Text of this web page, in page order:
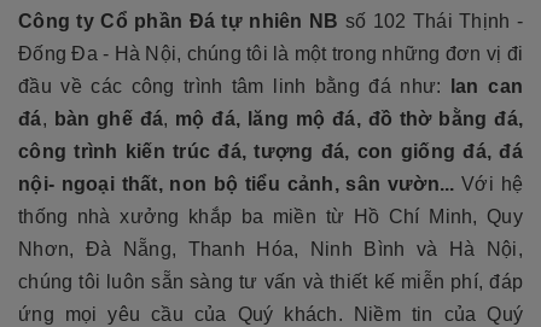
Công ty Cổ phần Đá tự nhiên NB số 102 Thái Thịnh -
Đống Đa - Hà Nội, chúng tôi là một trong những đơn vị đi
đầu về các công trình tâm linh bằng đá như:
lan can
đá, bàn ghế đá, mộ đá, lăng mộ đá, đồ thờ bằng đá,
công trình kiến trúc đá, tượng đá, con giống đá, đá
nội- ngoại thất, non bộ tiểu cảnh, sân vườn...Với hệ
thống nhà xưởng khắp ba miền từ Hồ Chí Minh, Quy
Nhơn, Đà Nẵng, Thanh Hóa, Ninh Bình và Hà Nội,
chúng tôi luôn sẵn sàng tư vấn và thiết kế miễn phí, đáp
ứng mọi yêu cầu của Quý khách. Niềm tin của Quý